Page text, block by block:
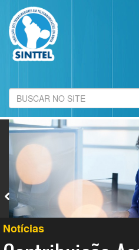
Notícias